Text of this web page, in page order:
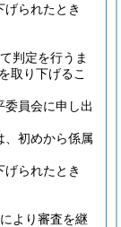
られたとき
判定を行うま
取り下げるこ
員会に申し出
、初めから係属
られたとき
より審査を継